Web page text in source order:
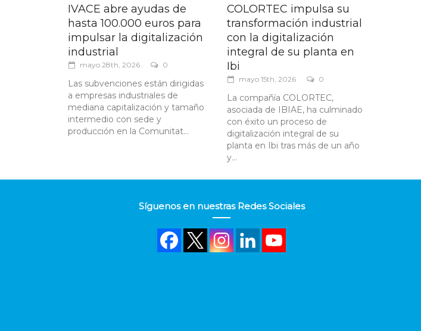
IVACE abre ayudas de
hasta 100.000 euros para
impulsar la digitalización
industrial
mayo 28th, 2026 0
Las subvenciones están dirigidas
a empresas industriales de
mediana capitalización y tamaño
intermedio con sede y
producción en la Comunitat...
COLORTEC impulsa su
transformación industrial
con la digitalización
integral de su planta en
Ibi
mayo 15th, 2026 0
La compañía COLORTEC,
asociada de IBIAE, ha culminado
con éxito un proceso de
digitalización integral de su
planta en Ibi tras más de un año
y...
Síguenos en nuestras Redes Sociales